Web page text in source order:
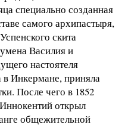
специально созданная
самого архипастыря,
скита
Василия и
настоятеля
Инкермане, приняла
После чего в 1852
открыл
общежительной